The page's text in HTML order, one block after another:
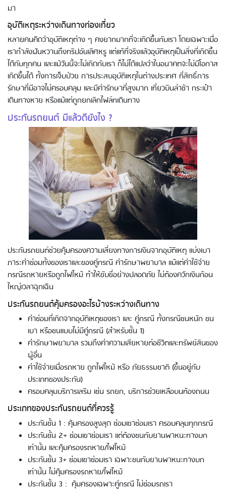
มา
อุบัติเหตุระหว่างเดินทางท่องเที่ยว
หลายคนคิดว่าอุบัติเหตุต่าง ๆ คงยากมากที่จะเกิดขึ้นกับเรา โดยเฉพาะเมื่อ
เรากำลังฝันหวานถึงทริปอันเลิศหรู แต่แท้ที่จริงแล้วอุบัติเหตุเป็นสิ่งที่เกิดขึ้น
ได้กับทุกคน และแม้วันนี้จะไม่เกิดกับเรา ก็ไม่ได้แปลว่าในอนาคตจะไม่มีโอกาส
เกิดขึ้นได้ ทั้งการเจ็บป่วย การประสบอุบัติเหตุในต่างประเทศ ที่สิทธิ์การ
รักษาที่มีอาจไม่ครอบคลุม และมีค่ารักษาที่สูงมาก เที่ยวบินล่าช้า กระเป๋า
เดินทางหาย หรือแม้แต่ถูกยกเลิกไฟล์ทเดินทาง
ประกันรถยนต์ มีแล้วดียังไง ?
ประกันรถยนต์ช่วยคุ้มครองความเสี่ยงทางการเงินจากอุบัติเหตุ แบ่งเบา
ภาระค่าซ่อมทั้งของเราและของคู่กรณี ค่ารักษาพยาบาล แม้แต่ค่าใช้จ่าย
กรณีรถหายหรือถูกไฟไหม้ ทำให้ขับขี่อย่างปลอดภัย ไม่ต้องควักเงินก้อน
ใหญ่เวลาฉุกเฉิน
ประกันรถยนต์คุ้มครองอะไรบ้างระหว่างเดินทาง
ค่าซ่อมที่เกิดจากอุบัติเหตุของเรา และ คู่กรณี ทั้งกรณีชนหนัก ชน
เบา หรือชนแบบไม่มีคู่กรณี (สำหรับชั้น 1)
ค่ารักษาพยาบาล รวมถึงค่าความเสียหายต่อชีวิตและทรัพย์สินของ
ผู้อื่น
ค่าใช้จ่ายเมื่อรถหาย ถูกไฟไหม้ หรือ ภัยธรรมชาติ (ขึ้นอยู่กับ
ประเภทของประกัน)
ครอบคลุมบริการเสริม เช่น รถยก, บริการช่วยเหลือบนท้องถนน
ประเภทของประกันรถยนต์ที่ควรรู้
ประกันชั้น 1 : คุ้มครองสูงสุด ซ่อมเขาซ่อมเรา ครอบคลุมทุกกรณี
ประกันชั้น 2+ ซ่อมเขาซ่อมเรา แต่ต้องชนกับยานพาหนะทางบก
เท่านั้น และคุ้มครองรถหาย/ไฟไหม้
ประกันชั้น 3+ ซ่อมเขาซ่อมเรา เฉพาะชนกับยานพาหนะทางบก
เท่านั้น ไม่คุ้มครองรถหาย/ไฟไหม้
ประกันชั้น 3 : คุ้มครองเฉพาะคู่กรณี ไม่ซ่อมรถเรา